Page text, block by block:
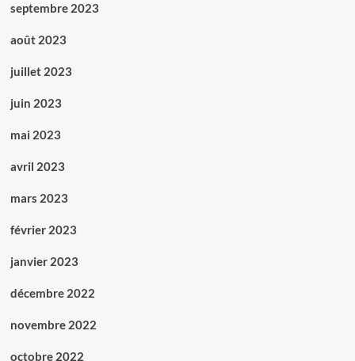
septembre 2023
août 2023
juillet 2023
juin 2023
mai 2023
avril 2023
mars 2023
février 2023
janvier 2023
décembre 2022
novembre 2022
octobre 2022